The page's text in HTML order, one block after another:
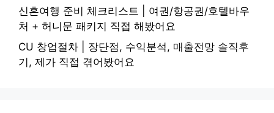
신혼여행 준비 체크리스트 | 여권/항공권/호텔바우
처 + 허니문 패키지 직접 해봤어요
CU 창업절차 | 장단점, 수익분석, 매출전망 솔직후
기, 제가 직접 겪어봤어요